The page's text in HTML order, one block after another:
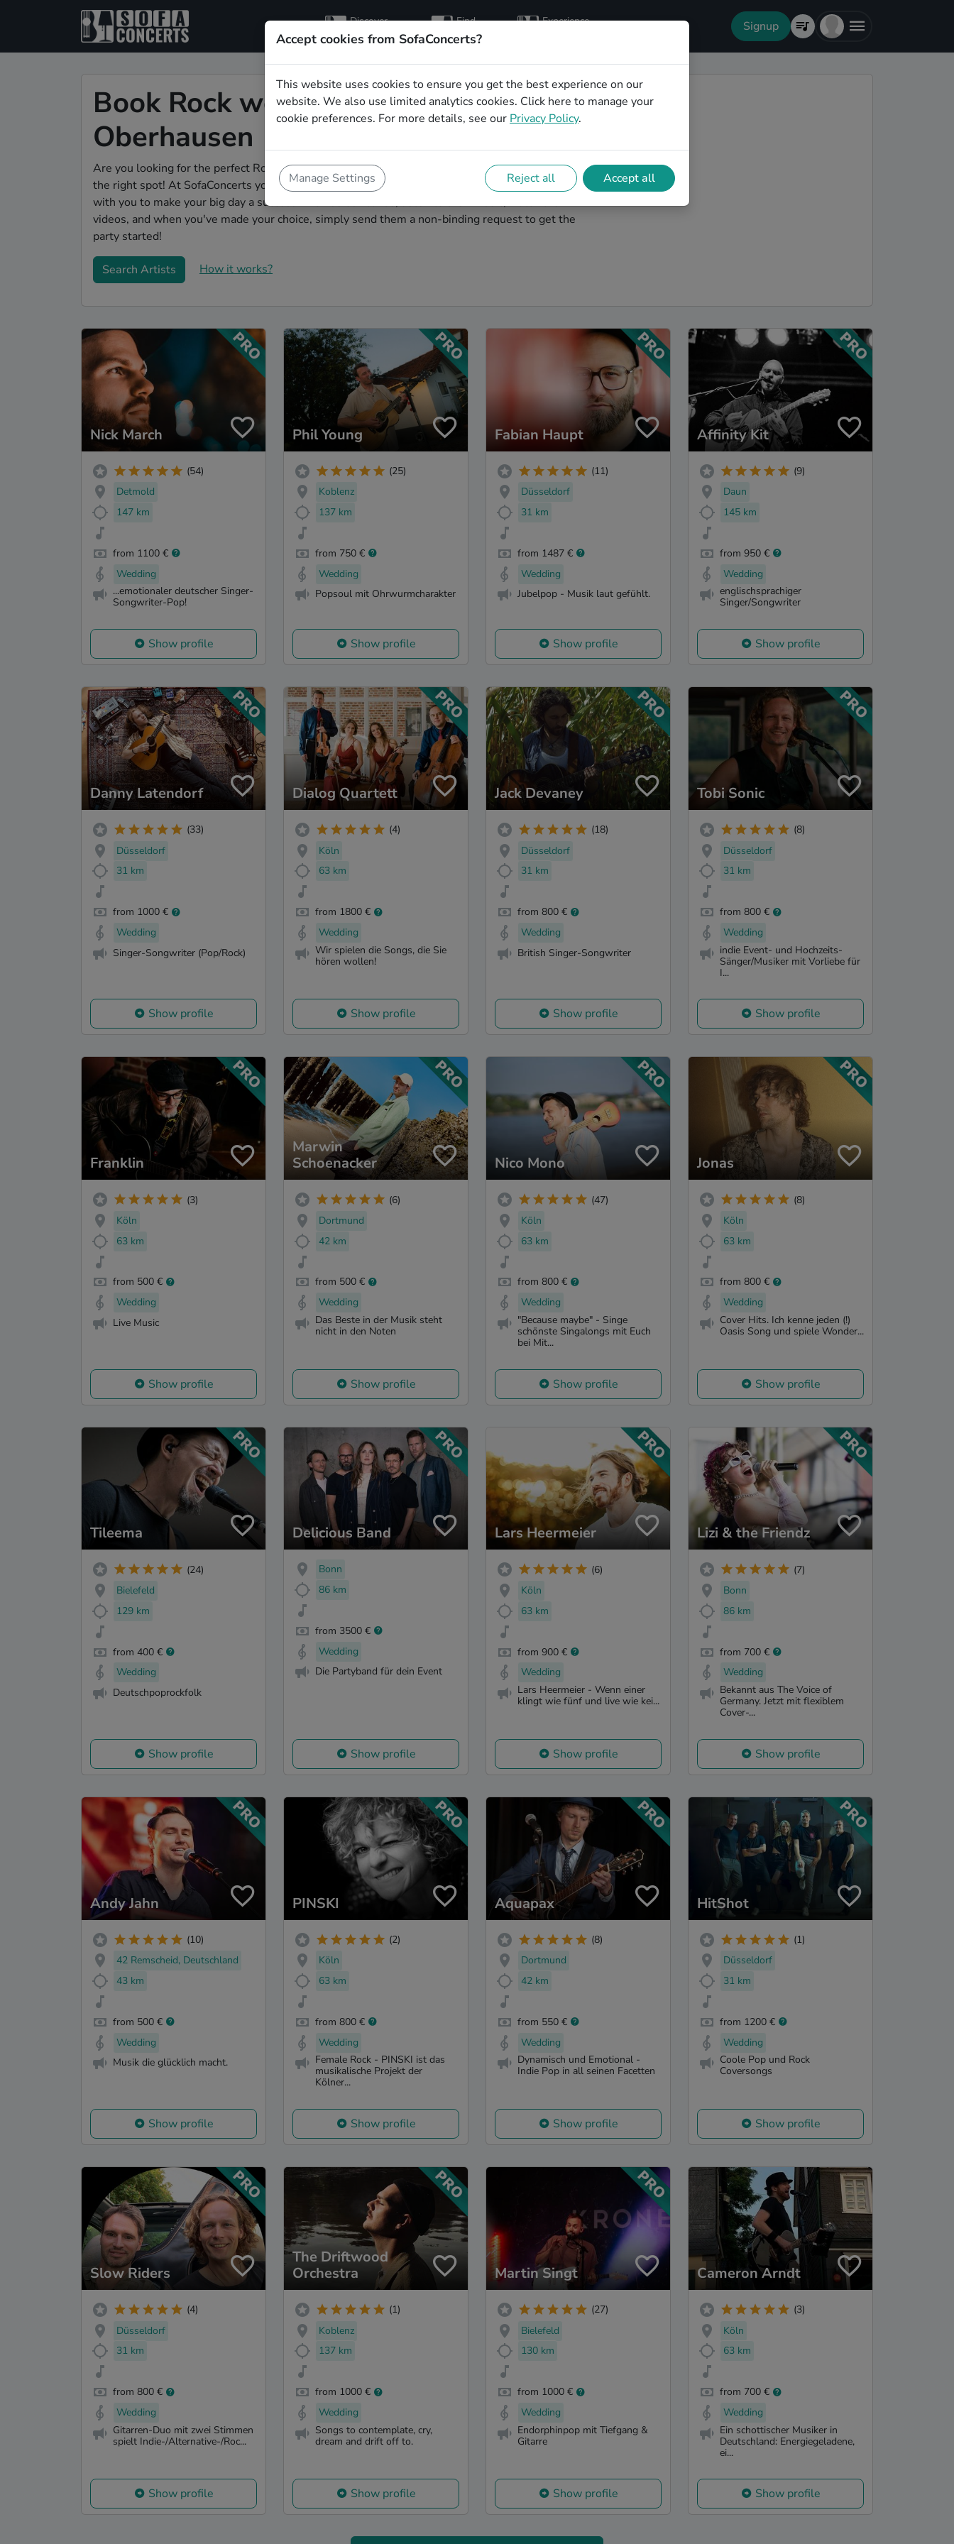
Discover
artists
Find
hosts
Experience Signup
Book Rock wedding party bands in
Oberhausen
Are you looking for the perfect Rock wedding band to play your big day in Oberhausen? You're in
the right spot! At SofaConcerts you'll discover unique, professional, creative bands that will work
with you to make your big day a success! Browse our bands, listen to their music, watch their
videos, and when you've made your choice, simply send them a non-binding request to get the
party started!
Search Artists How it works?
Nick March
(54)
Detmold
147 km
from 1100 €
Wedding
...emotionaler deutscher Singer-
Songwriter-Pop!
Show profile
Phil Young
(25)
Koblenz
137 km
from 750 €
Wedding
Popsoul mit Ohrwurmcharakter
Show profile
Fabian Haupt
(11)
Düsseldorf
31 km
from 1487 €
Wedding
Jubelpop - Musik laut gefühlt.
Show profile
Affinity Kit
(9)
Daun
145 km
from 950 €
Wedding
englischsprachiger
Singer/Songwriter
Show profile
Danny Latendorf
(33)
Düsseldorf
31 km
from 1000 €
Wedding
Singer-Songwriter (Pop/Rock)
Show profile
Dialog Quartett
(4)
Köln
63 km
from 1800 €
Wedding
Wir spielen die Songs, die Sie
hören wollen!
Show profile
Jack Devaney
(18)
Düsseldorf
31 km
from 800 €
Wedding
British Singer-Songwriter
Show profile
Tobi Sonic
(8)
Düsseldorf
31 km
from 800 €
Wedding
indie Event- und Hochzeits-
Sänger/Musiker mit Vorliebe für
I...
Show profile
Franklin
(3)
Köln
63 km
from 500 €
Wedding
Live Music
Show profile
Marwin
Schoenacker
(6)
Dortmund
42 km
from 500 €
Wedding
Das Beste in der Musik steht
nicht in den Noten
Show profile
Nico Mono
(47)
Köln
63 km
from 800 €
Wedding
"Because maybe" - Singe
schönste Singalongs mit Euch
bei Mit...
Show profile
Jonas
(8)
Köln
63 km
from 800 €
Wedding
Cover Hits. Ich kenne jeden (!)
Oasis Song und spiele Wonder...
Show profile
Tileema
(24)
Bielefeld
129 km
from 400 €
Wedding
Deutschpoprockfolk
Show profile
Delicious Band
Bonn
86 km
from 3500 €
Wedding
Die Partyband für dein Event
Show profile
Lars Heermeier
(6)
Köln
63 km
from 900 €
Wedding
Lars Heermeier - Wenn einer
klingt wie fünf und live wie kei...
Show profile
Lizi & the Friendz
(7)
Bonn
86 km
from 700 €
Wedding
Bekannt aus The Voice of
Germany. Jetzt mit flexiblem
Cover-...
Show profile
Andy Jahn
(10)
42 Remscheid, Deutschland
43 km
from 500 €
Wedding
Musik die glücklich macht.
Show profile
PINSKI
(2)
Köln
63 km
from 800 €
Wedding
Female Rock - PINSKI ist das
musikalische Projekt der
Kölner...
Show profile
Aquapax
(8)
Dortmund
42 km
from 550 €
Wedding
Dynamisch und Emotional -
Indie Pop in all seinen Facetten
Show profile
HitShot
(1)
Düsseldorf
31 km
from 1200 €
Wedding
Coole Pop und Rock
Coversongs
Show profile
Slow Riders
(4)
Düsseldorf
31 km
from 800 €
Wedding
Gitarren-Duo mit zwei Stimmen
spielt Indie-/Alternative-/Roc...
Show profile
The Driftwood
Orchestra
(1)
Koblenz
137 km
from 1000 €
Wedding
Songs to contemplate, cry,
dream and drift off to.
Show profile
Martin Singt
(27)
Bielefeld
130 km
from 1000 €
Wedding
Endorphinpop mit Tiefgang &
Gitarre
Show profile
Cameron Arndt
(3)
Köln
63 km
from 700 €
Wedding
Ein schottischer Musiker in
Deutschland: Energiegeladene,
ei...
Show profile
Accept cookies from SofaConcerts?
This website uses cookies to ensure you get the best experience on our
website. We also use limited analytics cookies. Click here to manage your
cookie preferences. For more details, see our Privacy Policy.
Manage Settings Reject all Accept all